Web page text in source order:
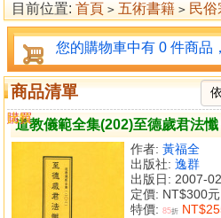
目前位置: 首頁 > 五術書籍 > 民俗
您的購物車中有 0 件商品
商品清單
道教儀範全集(202)至德歲君法懺
作者: 黃福全
出版社: 逸群
出版日: 2007-
定價: NT$300元
特價: 85折
購買
比較